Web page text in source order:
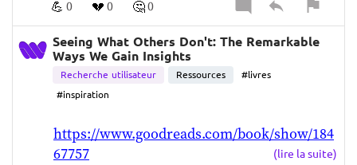
MOI, JE CONSEILLE À TOUS LES DESIGNERS
QUE JE COACHE DE REGARDER DES MAKING
OF DE FILMS ET PARTICULIÈREMENT CEUX DE
RIDLEY SCOTT.
PARCE QUE C'EST UNE MACHINE DE TRAVAIL
COMPÉTENTS, PARCE QUE LUI, IL TORCHE DES
FILMS À UNE VITESSE INCROYABLE. PAR EXEM
💪 0 💔 0 🤔0
Seeing What Others Don't: The Remarkable
Ways We Gain Insights
Recherche utilisateur Ressources
#livres
#inspiration
https://www.goodreads.com/book/show/184
67757
(lire la suite)